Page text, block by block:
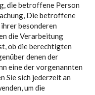
die betroffene Person
Die betroffene
besonderen
die Verarbeitung
ob die berechtigten
denen der
eine der vorgenannten
Sie sich jederzeit an
um die